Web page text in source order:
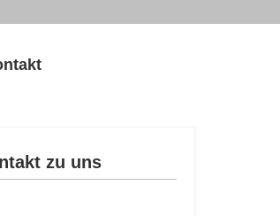
zu uns